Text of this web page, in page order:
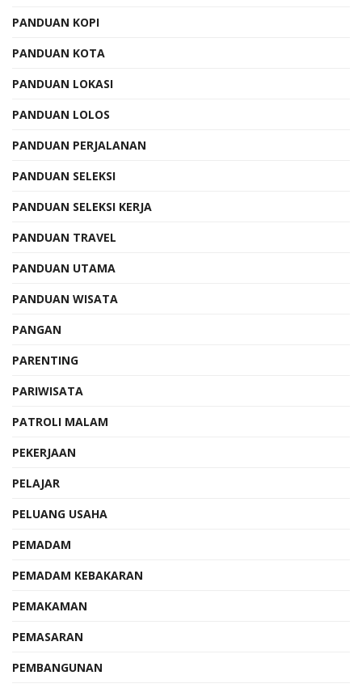
PANDUAN KOPI
PANDUAN KOTA
PANDUAN LOKASI
PANDUAN LOLOS
PANDUAN PERJALANAN
PANDUAN SELEKSI
PANDUAN SELEKSI KERJA
PANDUAN TRAVEL
PANDUAN UTAMA
PANDUAN WISATA
PANGAN
PARENTING
PARIWISATA
PATROLI MALAM
PEKERJAAN
PELAJAR
PELUANG USAHA
PEMADAM
PEMADAM KEBAKARAN
PEMAKAMAN
PEMASARAN
PEMBANGUNAN